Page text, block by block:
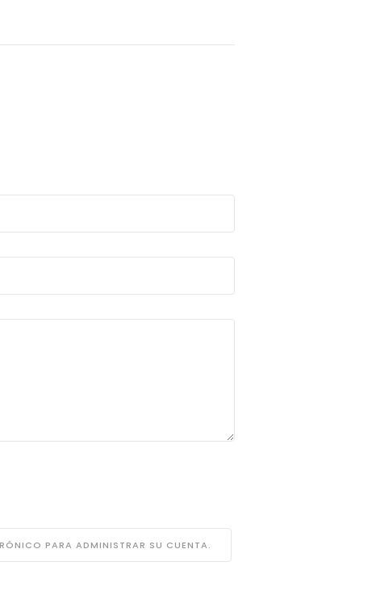
PARA ADMINISTRAR SU CUENTA.